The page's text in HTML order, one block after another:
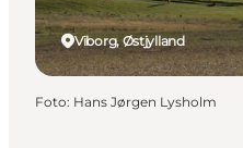
Viborg, Østjylland
Foto: Hans Jørgen Lysholm